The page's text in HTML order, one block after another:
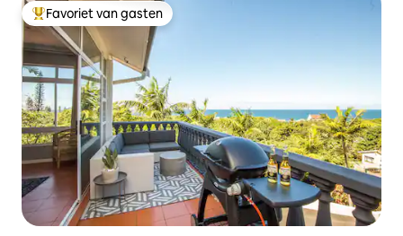
Topfavoriet van gasten
Favoriet van gasten